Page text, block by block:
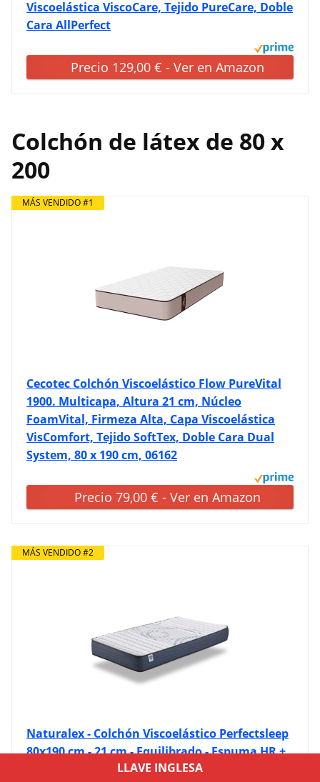
Viscoelástica ViscoCare, Tejido PureCare, Doble
Cara AllPerfect
Precio 129,00 € - Ver en Amazon
Colchón de látex de 80 x
200
MÁS VENDIDO #1
Cecotec Colchón Viscoelástico Flow PureVital
1900. Multicapa, Altura 21 cm, Núcleo
FoamVital, Firmeza Alta, Capa Viscoelástica
VisComfort, Tejido SoftTex, Doble Cara Dual
System, 80 x 190 cm, 06162
Precio 79,00 € - Ver en Amazon
MÁS VENDIDO #2
Naturalex - Colchón Viscoelástico Perfectsleep
80x190 cm - 21 cm - Equilibrado - Espuma HR +
Blue Látex - Transpirable - Confortable -
LLAVE INGLESA